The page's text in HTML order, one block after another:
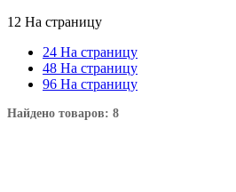
12 На страницу
24 На страницу
48 На страницу
96 На страницу
Найдено товаров: 8